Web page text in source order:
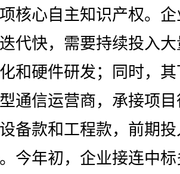
核心自主知识产权。
代快，需要持续投入
和硬件研发；同时，
通信运营商，承接项
备款和工程款，前期
今年初，企业接连中